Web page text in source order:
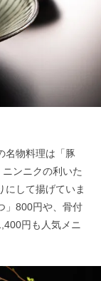
名物料理は「豚
ンニクの利いた
にして揚げていま
」800円や、骨付
円も人気メニ